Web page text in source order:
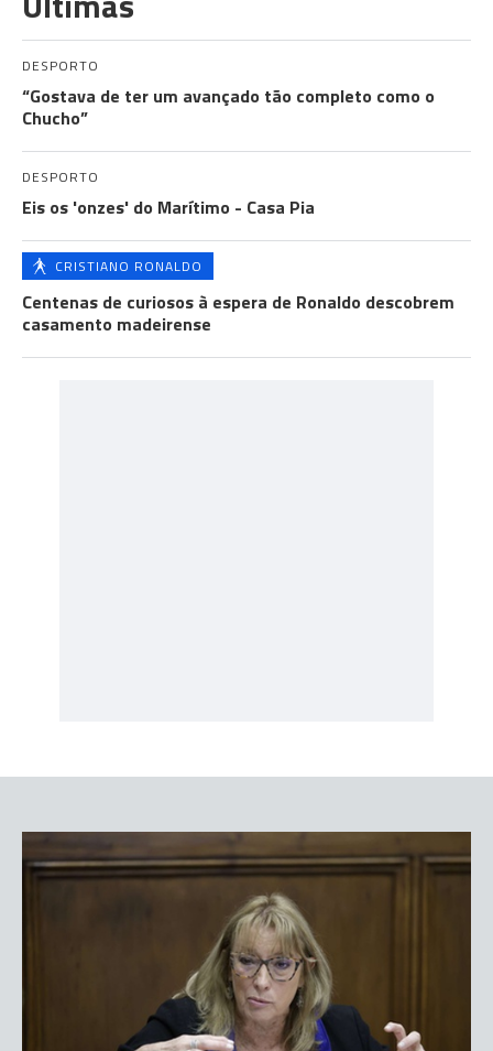
DESPORTO
“Gostava de ter um avançado tão completo como o
Chucho”
DESPORTO
Eis os 'onzes' do Marítimo - Casa Pia
CRISTIANO RONALDO
Centenas de curiosos à espera de Ronaldo descobrem
casamento madeirense